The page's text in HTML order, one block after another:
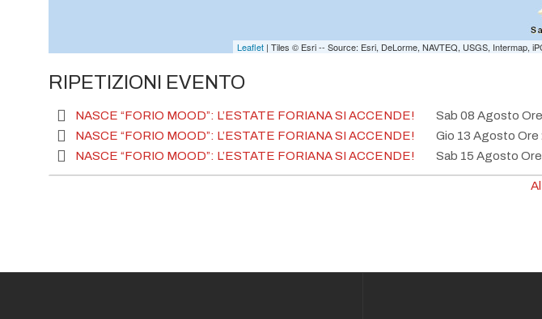
Leaflet | Tiles © Esri -- Source: Esri, DeLorme, NAVTEQ, USGS, Intermap,
RIPETIZIONI EVENTO
NASCE “FORIO MOOD”: L’ESTATE FORIANA SI ACCENDE!
Sab 08 Agosto
NASCE “FORIO MOOD”: L’ESTATE FORIANA SI ACCENDE!
Gio 13 Agosto Ore
NASCE “FORIO MOOD”: L’ESTATE FORIANA SI ACCENDE!
Sab 15 Agosto
NASCE “FORIO MOOD”: L’ESTATE FORIANA SI ACCENDE!
Gio 20 Agosto Ore